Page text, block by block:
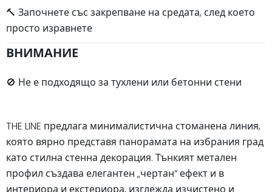
🔨 Започнете със закрепване на средата, след което
просто изравнете
ВНИМАНИЕ
🚫 Не е подходящо за тухлени или бетонни стени
THE LINE предлага минималистична стоманена линия,
която вярно представя панорамата на избрания град
като стилна стенна декорация. Тънкият метален
профил създава елегантен „чертан“ ефект и в
интериора и екстериора, изглежда изчистено и